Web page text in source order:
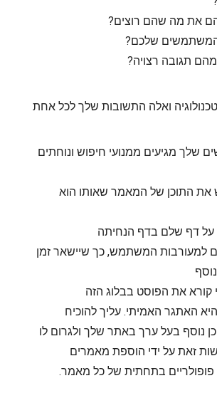
ואלה התשובות שלך לכל אחת
שלך מגיעים ממנועי חיפוש ונוחתים
התוכן של המאמר שאותו הוא
למעורבות המשתמש, כך שיישאר זמן
התשובה לשאלה 5 היא האתגר האמיתי. עליך להוכיח
נוסף בעל ערך באתר שלך ולגרום לו
זאת על ידי הוספת מאמרים
בתחתית של כל מאמר.